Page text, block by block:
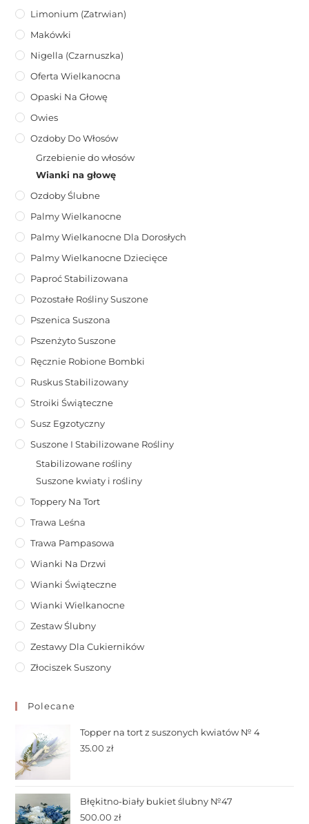
Limonium (zatrwian)
Makówki
Nigella (Czarnuszka)
Oferta Wielkanocna
Opaski Na Głowę
Owies
Ozdoby Do Włosów
Grzebienie do włosów
Wianki na głowę
Ozdoby Ślubne
Palmy Wielkanocne
Palmy Wielkanocne Dla Dorosłych
Palmy Wielkanocne Dziecięce
Paproć Stabilizowana
Pozostałe Rośliny Suszone
Pszenica Suszona
Pszenżyto Suszone
Ręcznie Robione Bombki
Ruskus Stabilizowany
Stroiki Świąteczne
Susz Egzotyczny
Suszone I Stabilizowane Rośliny
Stabilizowane rośliny
Suszone kwiaty i rośliny
Toppery Na Tort
Trawa Leśna
Trawa Pampasowa
Wianki Na Drzwi
Wianki Świąteczne
Wianki Wielkanocne
Zestaw Ślubny
Zestawy Dla Cukierników
Złociszek Suszony
Polecane
Topper na tort z suszonych kwiatów № 4
35.00zł
Błękitno-biały bukiet ślubny №47
500.00zł